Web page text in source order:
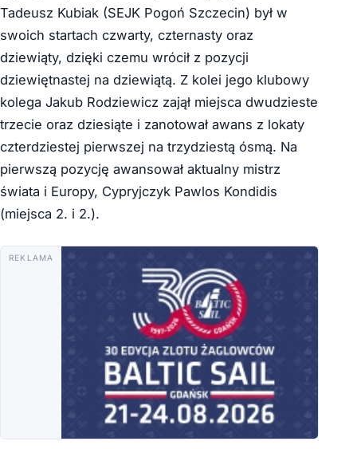
Tadeusz Kubiak (SEJK Pogoń Szczecin) był w
swoich startach czwarty, czternasty oraz
dziewiąty, dzięki czemu wrócił z pozycji
dziewiętnastej na dziewiątą. Z kolei jego klubowy
kolega Jakub Rodziewicz zajął miejsca dwudzieste
trzecie oraz dziesiąte i zanotował awans z lokaty
czterdziestej pierwszej na trzydziestą ósmą. Na
pierwszą pozycję awansował aktualny mistrz
świata i Europy, Cypryjczyk Pawlos Kondidis
(miejsca 2. i 2.).
REKLAMA